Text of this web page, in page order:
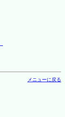
メニューに戻る